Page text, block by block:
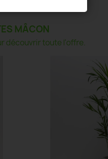
MÂCON
découvrir toute l'offre.